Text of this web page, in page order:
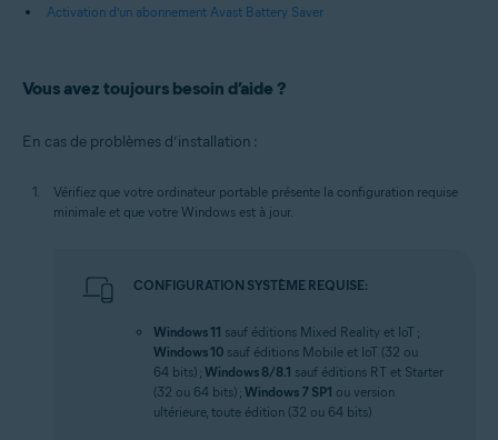
Activation d’un abonnement Avast Battery Saver
Vous avez toujours besoin d’aide ?
En cas de problèmes d’installation :
Vérifiez que votre ordinateur portable présente la configuration requise
minimale et que votre Windows est à jour.
CONFIGURATION SYSTÈME REQUISE:
Windows 11 sauf éditions Mixed Reality et IoT ;
Windows 10 sauf éditions Mobile et IoT (32 ou
64 bits) ; Windows 8/8.1 sauf éditions RT et Starter
(32 ou 64 bits) ; Windows 7 SP1 ou version
ultérieure, toute édition (32 ou 64 bits)